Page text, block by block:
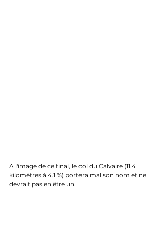
A l'image de ce final, le col du Calvaire (11.4
kilomètres à 4.1 %) portera mal son nom et ne
devrait pas en être un.